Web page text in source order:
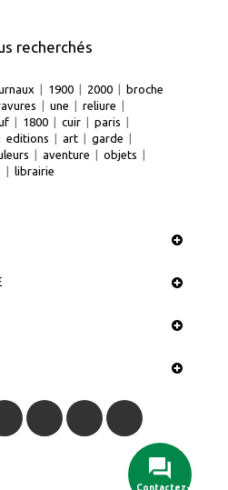
recherchés
| 1900 | 2000 | broche
| une | reliure |
| 1800 | cuir | paris |
editions | art | garde |
| aventure | objets |
| librairie
Contactez-